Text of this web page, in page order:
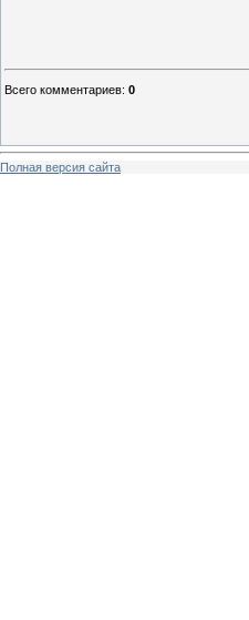
Всего комментариев: 0
Полная версия сайта